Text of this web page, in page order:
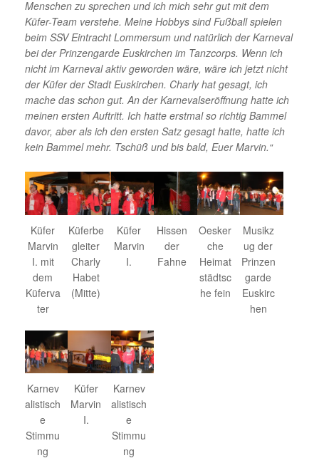
Menschen zu sprechen und ich mich sehr gut mit dem
Küfer-Team verstehe. Meine Hobbys sind Fußball spielen
beim SSV Eintracht Lommersum und natürlich der Karneval
bei der Prinzengarde Euskirchen im Tanzcorps. Wenn ich
nicht im Karneval aktiv geworden wäre, wäre ich jetzt nicht
der Küfer der Stadt Euskirchen. Charly hat gesagt, ich
mache das schon gut. An der Karnevalseröffnung hatte ich
meinen ersten Auftritt. Ich hatte erstmal so richtig Bammel
davor, aber als ich den ersten Satz gesagt hatte, hatte ich
kein Bammel mehr. Tschüß und bis bald, Euer Marvin.“
Küfer
Marvin
I. mit
dem
Küferva
ter
Küferbe
gleiter
Charly
Habet
(Mitte)
Küfer
Marvin
I.
Hissen
der
Fahne
Oesker
che
Heimat
städtsc
he fein
Musikz
ug der
Prinzen
garde
Euskirc
hen
Karnev
alistisch
e
Stimmu
ng
Küfer
Marvin
I.
Karnev
alistisch
e
Stimmu
ng